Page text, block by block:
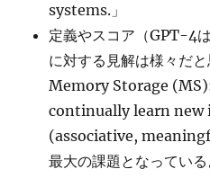
systems.」
定義やスコア（GPT-4
に対する見解は様々だ
Memory Storage
continually learn
(associative,
最大の課題となってい